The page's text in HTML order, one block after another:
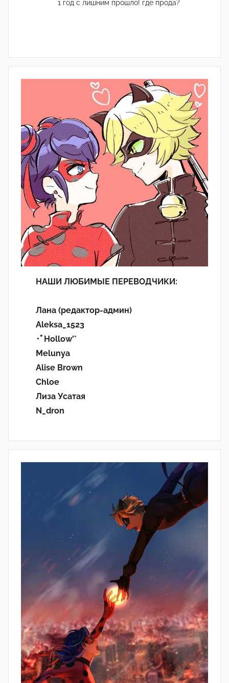
1 год с лишним прошло! где прода?
НАШИ ЛЮБИМЫЕ ПЕРЕВОДЧИКИ:
Лана (редактор-админ)
Aleksa_1523
･ﾟHollow'°
Melunya
Alise Brown
Chloe
Лиза Усатая
N_dron